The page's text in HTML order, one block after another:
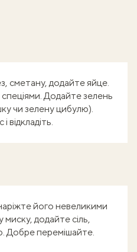
сметану, додайте яйце.
Додайте зелень
чи зелену цибулю).
відкладіть.
його невеликими
додайте сіль,
Добре перемішайте.